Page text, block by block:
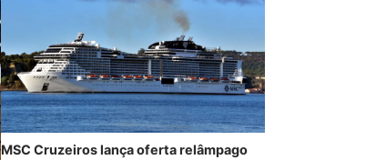
MSC Cruzeiros lança oferta relâmpago